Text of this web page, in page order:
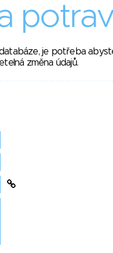
je potřeba
změna údajů.